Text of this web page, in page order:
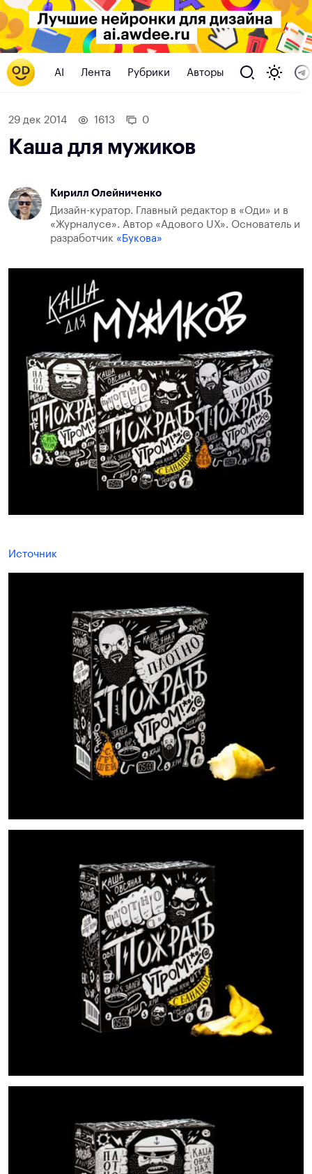
AI Лента Рубрики Авторы
29 дек 2014 1613 0
Каша для мужиков
Кирилл Олейниченко
Дизайн-куратор. Главный редактор в «Оди» и в
«Журналусе». Автор «Адового UX». Основатель и
разработчик «Букова»
Источник